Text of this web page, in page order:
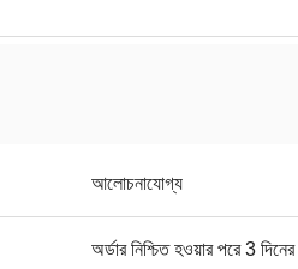
আলোচনাযোগ্য
অর্ডার নিশ্চিত হওয়ার পরে 3